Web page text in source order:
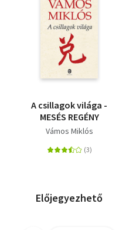
A csillagok világa -
MESÉS REGÉNY
Vámos Miklós
Előjegyezhető